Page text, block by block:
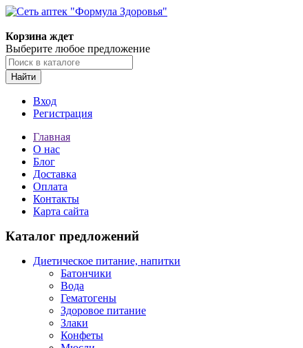
Корзина ждет
Выберите любое предложение
Найти
Вход
Регистрация
Главная
О нас
Блог
Доставка
Оплата
Контакты
Карта сайта
Каталог предложений
Диетическое питание, напитки
Батончики
Вода
Гематогены
Здоровое питание
Злаки
Конфеты